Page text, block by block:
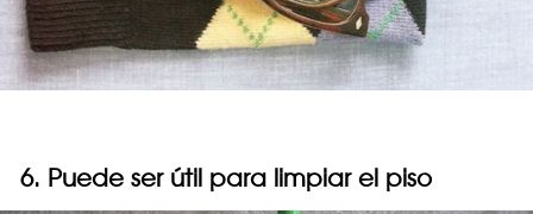
6. Puede ser útil para limpiar el piso